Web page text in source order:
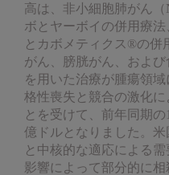
高は、非小細胞肺がん
ボとヤーボイの併用療
とカボメティクス®の併
がん、膀胱がん、およ
を用いた治療が腫瘍領
格性喪失と競合の激化
とを受けて、前年同期
億ドルとなりました。
と中核的な適応による
影響によって部分的に